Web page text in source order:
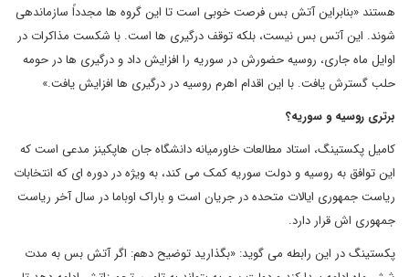
هستند «بنابراین آتش بس فرصت خوبی است تا این گروه ها مجدداً سازماندهی
شوند. این آتس بس نیست، بلکه توقف درگیری ها است. با شکست مذاکرات در
اوایل ماه جاری، روسیه حضورش در سوریه را افزایش داد و درگیری ها در حومه
حلب گسترش یافت. با این اقدام اهرم روسیه در درگیری ها افزایش یافت.»
برتری روسیه و سوریه؟
کامیل پکستینگ، استاد مطالعات خاورمیانه دانشگاه جان هاپکینز مدعی است که
این توافق به روسیه و دولت سوریه کمک می کند، به ویژه در دوره ای که انتخابات
ریاست جمهوری ایالات متحده در جریان است و باراک اوباما در سال آخر ریاست
جمهوری اش قرار دارد.
پکستینگ در این رابطه می گوید: «بگذارید توضیح دهم: اگر آتش بس به مدت